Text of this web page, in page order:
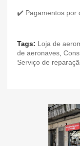
✔️ Pagamentos por
Tags: Loja de
de aeronaves
Serviço de